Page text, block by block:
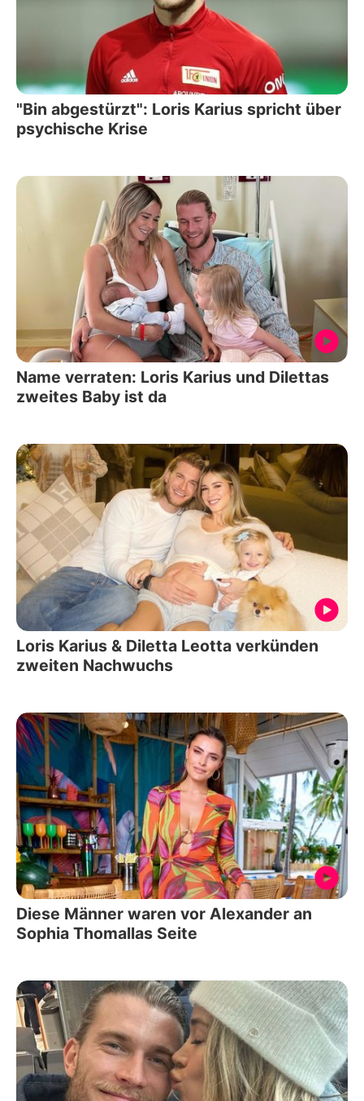
"Bin abgestürzt": Loris Karius spricht über
psychische Krise
Name verraten: Loris Karius und Dilettas
zweites Baby ist da
Loris Karius & Diletta Leotta verkünden
zweiten Nachwuchs
Diese Männer waren vor Alexander an
Sophia Thomallas Seite